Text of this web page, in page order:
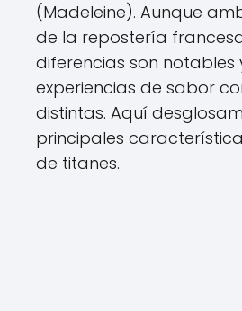
(Madeleine). Aunque
de la repostería
diferencias son notables
experiencias de sabor
distintas. Aquí
principales
de titanes.